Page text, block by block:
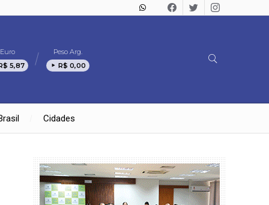
Euro
5,87
Peso Arg.
R$ 0,00
Cidades